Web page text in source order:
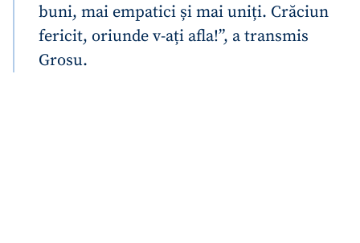
buni, mai empatici și mai uniți. Crăciun
fericit, oriunde v-ați afla!”, a transmis
Grosu.